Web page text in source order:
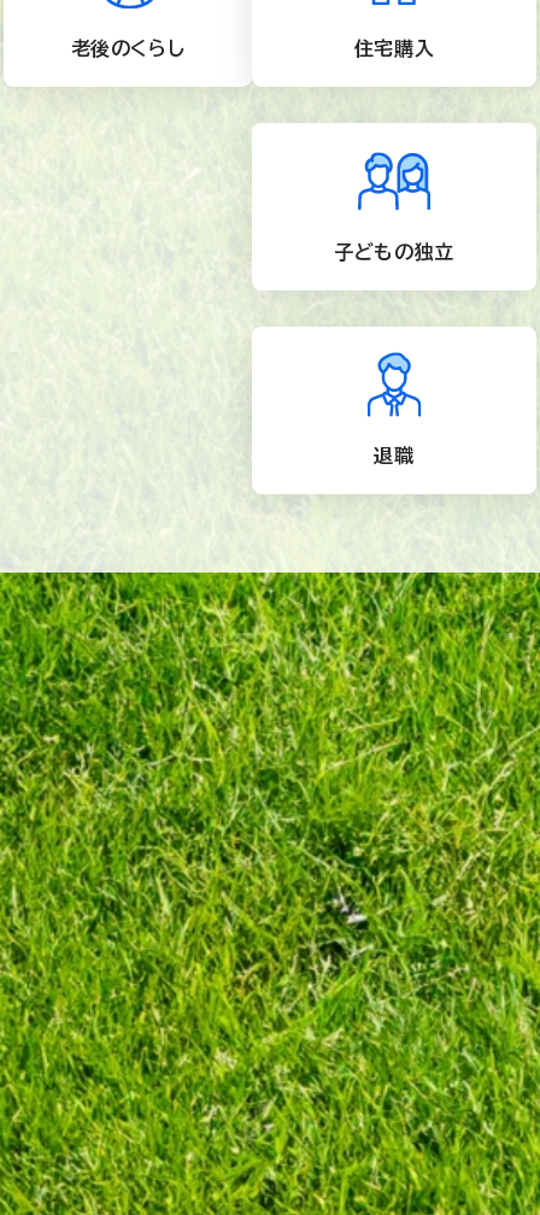
老後のくらし 住宅購入
子どもの独立
退職